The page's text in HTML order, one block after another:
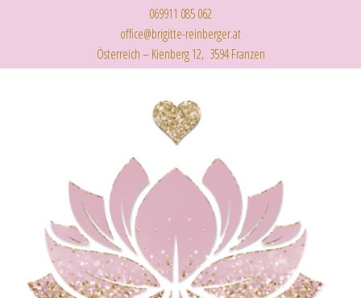
069911 085 062
office@brigitte-reinberger.at
Österreich – Kienberg 12, 3594 Franzen